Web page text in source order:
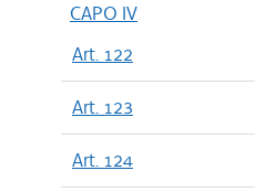
CAPO IV
Art. 122
Art. 123
Art. 124